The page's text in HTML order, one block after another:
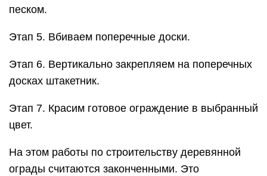
песком.
Этап 5. Вбиваем поперечные доски.
Этап 6. Вертикально закрепляем на поперечных
досках штакетник.
Этап 7. Красим готовое ограждение в выбранный
цвет.
На этом работы по строительству деревянной
ограды считаются законченными. Это